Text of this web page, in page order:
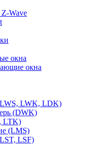
Wave
окна
окна
LWK, LDK)
(DWK)
LTK)
(LMS)
LSF)